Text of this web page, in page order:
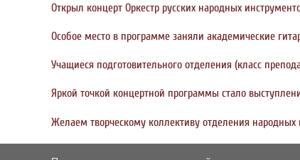
Открыл концерт Оркестр русских народных
Особое место в программе заняли академические
Учащиеся подготовительного отделения (класс
Яркой точкой концертной программы стало
Желаем творческому коллективу отделения